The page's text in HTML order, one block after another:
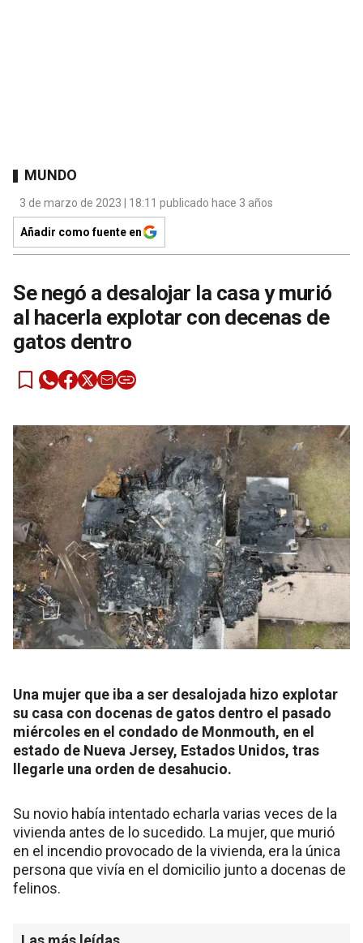
MUNDO
3 de marzo de 2023 | 18:11 publicado hace 3 años
Añadir como fuente en
Se negó a desalojar la casa y murió
al hacerla explotar con decenas de
gatos dentro
Una mujer que iba a ser desalojada hizo explotar
su casa con docenas de gatos dentro el pasado
miércoles en el condado de Monmouth, en el
estado de Nueva Jersey, Estados Unidos, tras
llegarle una orden de desahucio.
Su novio había intentado echarla varias veces de la
vivienda antes de lo sucedido. La mujer, que murió
en el incendio provocado de la vivienda, era la única
persona que vivía en el domicilio junto a docenas de
felinos.